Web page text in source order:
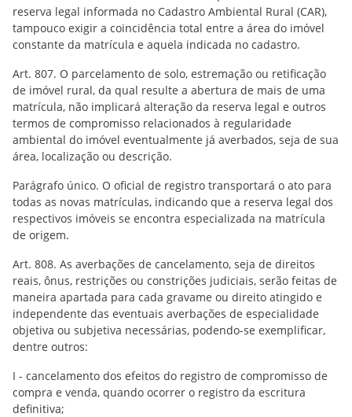
reserva legal informada no Cadastro Ambiental Rural (CAR),
tampouco exigir a coincidência total entre a área do imóvel
constante da matrícula e aquela indicada no cadastro.
Art. 807. O parcelamento de solo, estremação ou retificação
de imóvel rural, da qual resulte a abertura de mais de uma
matrícula, não implicará alteração da reserva legal e outros
termos de compromisso relacionados à regularidade
ambiental do imóvel eventualmente já averbados, seja de sua
área, localização ou descrição.
Parágrafo único. O oficial de registro transportará o ato para
todas as novas matrículas, indicando que a reserva legal dos
respectivos imóveis se encontra especializada na matrícula
de origem.
Art. 808. As averbações de cancelamento, seja de direitos
reais, ônus, restrições ou constrições judiciais, serão feitas de
maneira apartada para cada gravame ou direito atingido e
independente das eventuais averbações de especialidade
objetiva ou subjetiva necessárias, podendo-se exemplificar,
dentre outros:
I - cancelamento dos efeitos do registro de compromisso de
compra e venda, quando ocorrer o registro da escritura
definitiva;